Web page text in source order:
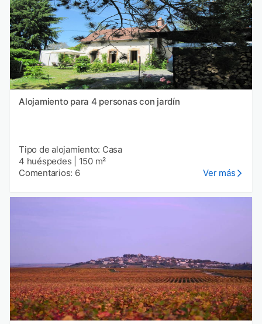
Alojamiento para 4 personas con jardín
Tipo de alojamiento: Casa
4 huéspedes
150 m²
Comentarios: 6
Ver más